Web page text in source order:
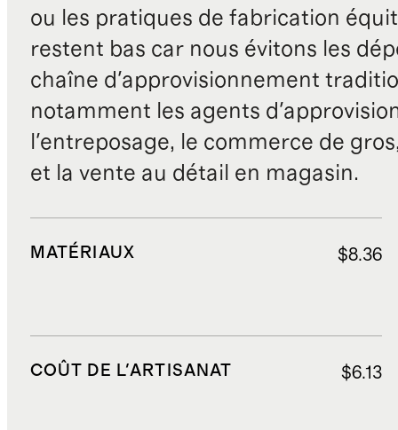
ou les pratiques de fabrication
restent bas car nous évitons les
chaîne d'approvisionnement
notamment les agents
l'entreposage, le commerce de
et la vente au détail en magasin.
MATÉRIAUX $8.36
COÛT DE L'ARTISANAT $6.13